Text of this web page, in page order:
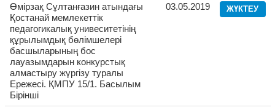
Өмірзақ Сұлтанғазин атындағы
Қостанай мемлекеттік
педагогикалық унивеситетінің
құрылымдық бөлімшелері
басшыларының бос
лауазымдарын конкурстық
алмастыру жүргізу туралы
Ережесі. ҚМПУ 15/1. Басылым
Бірінші
03.05.2019 ЖҮКТЕУ